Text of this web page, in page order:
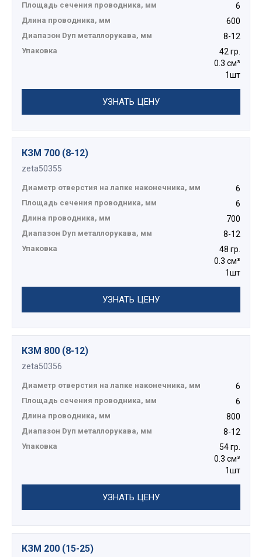
Площадь сечения проводника, мм 6
Длина проводника, мм 600
Диапазон Dуп металлорукава, мм 8-12
Упаковка
42 гр.
0.3 см³
1шт
УЗНАТЬ ЦЕНУ
КЗМ 700 (8-12)
zeta50355
Диаметр отверстия на лапке наконечника, мм 6
Площадь сечения проводника, мм 6
Длина проводника, мм 700
Диапазон Dуп металлорукава, мм 8-12
Упаковка
48 гр.
0.3 см³
1шт
УЗНАТЬ ЦЕНУ
КЗМ 800 (8-12)
zeta50356
Диаметр отверстия на лапке наконечника, мм 6
Площадь сечения проводника, мм 6
Длина проводника, мм 800
Диапазон Dуп металлорукава, мм 8-12
Упаковка
54 гр.
0.3 см³
1шт
УЗНАТЬ ЦЕНУ
КЗМ 200 (15-25)